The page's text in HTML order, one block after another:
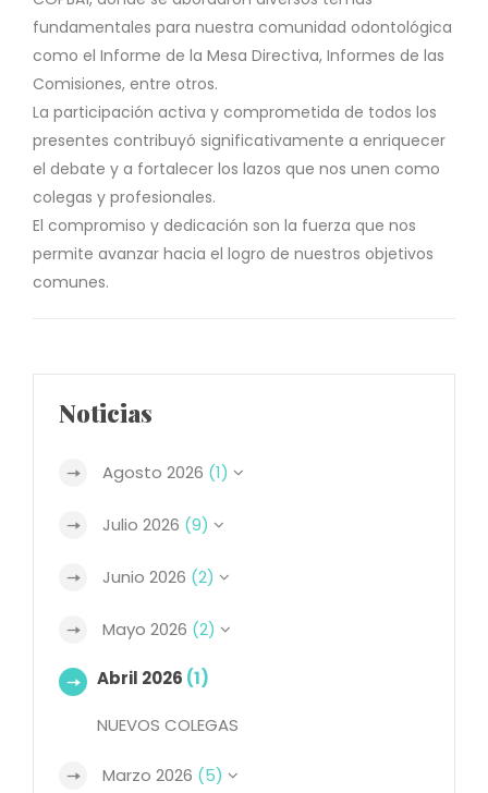
fundamentales para nuestra comunidad odontológica
como el Informe de la Mesa Directiva, Informes de las
Comisiones, entre otros.
La participación activa y comprometida de todos los
presentes contribuyó significativamente a enriquecer
el debate y a fortalecer los lazos que nos unen como
colegas y profesionales.
El compromiso y dedicación son la fuerza que nos
permite avanzar hacia el logro de nuestros objetivos
comunes.
Noticias
Agosto 2026 (1)
Julio 2026 (9)
Junio 2026 (2)
Mayo 2026 (2)
Abril 2026 (1)
NUEVOS COLEGAS
Marzo 2026 (5)